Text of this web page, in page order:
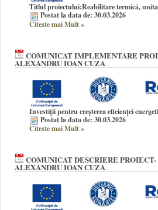
Titlul proiectului:Reabilitare termică,
Postat la data de: 30.03.2026
Citeste mai Mult»
COMUNICAT IMPLEMENTARE
ALEXANDRU IOAN CUZA
Investiții pentru creșterea eficienței
Postat la data de: 30.03.2026
Citeste mai Mult»
COMUNICAT DESCRIERE
ALEXANDRU IOAN CUZA